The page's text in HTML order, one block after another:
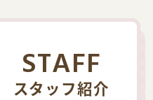
STAFF
スタッフ紹介